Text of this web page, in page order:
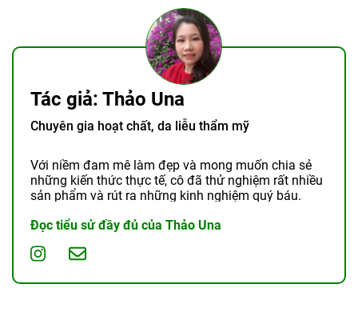
Tác giả: Thảo Una
Chuyên gia hoạt chất, da liễu thẩm mỹ
Với niềm đam mê làm đẹp và mong muốn chia sẻ
những kiến thức thực tế, cô đã thử nghiệm rất nhiều
sản phẩm và rút ra những kinh nghiệm quý báu.
Đọc tiểu sử đầy đủ của Thảo Una